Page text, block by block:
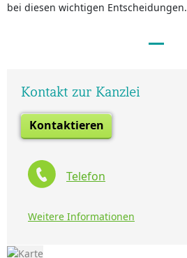
bei diesen wichtigen Entscheidungen.
Kontakt zur Kanzlei
Kontaktieren
Telefon
Weitere Informationen